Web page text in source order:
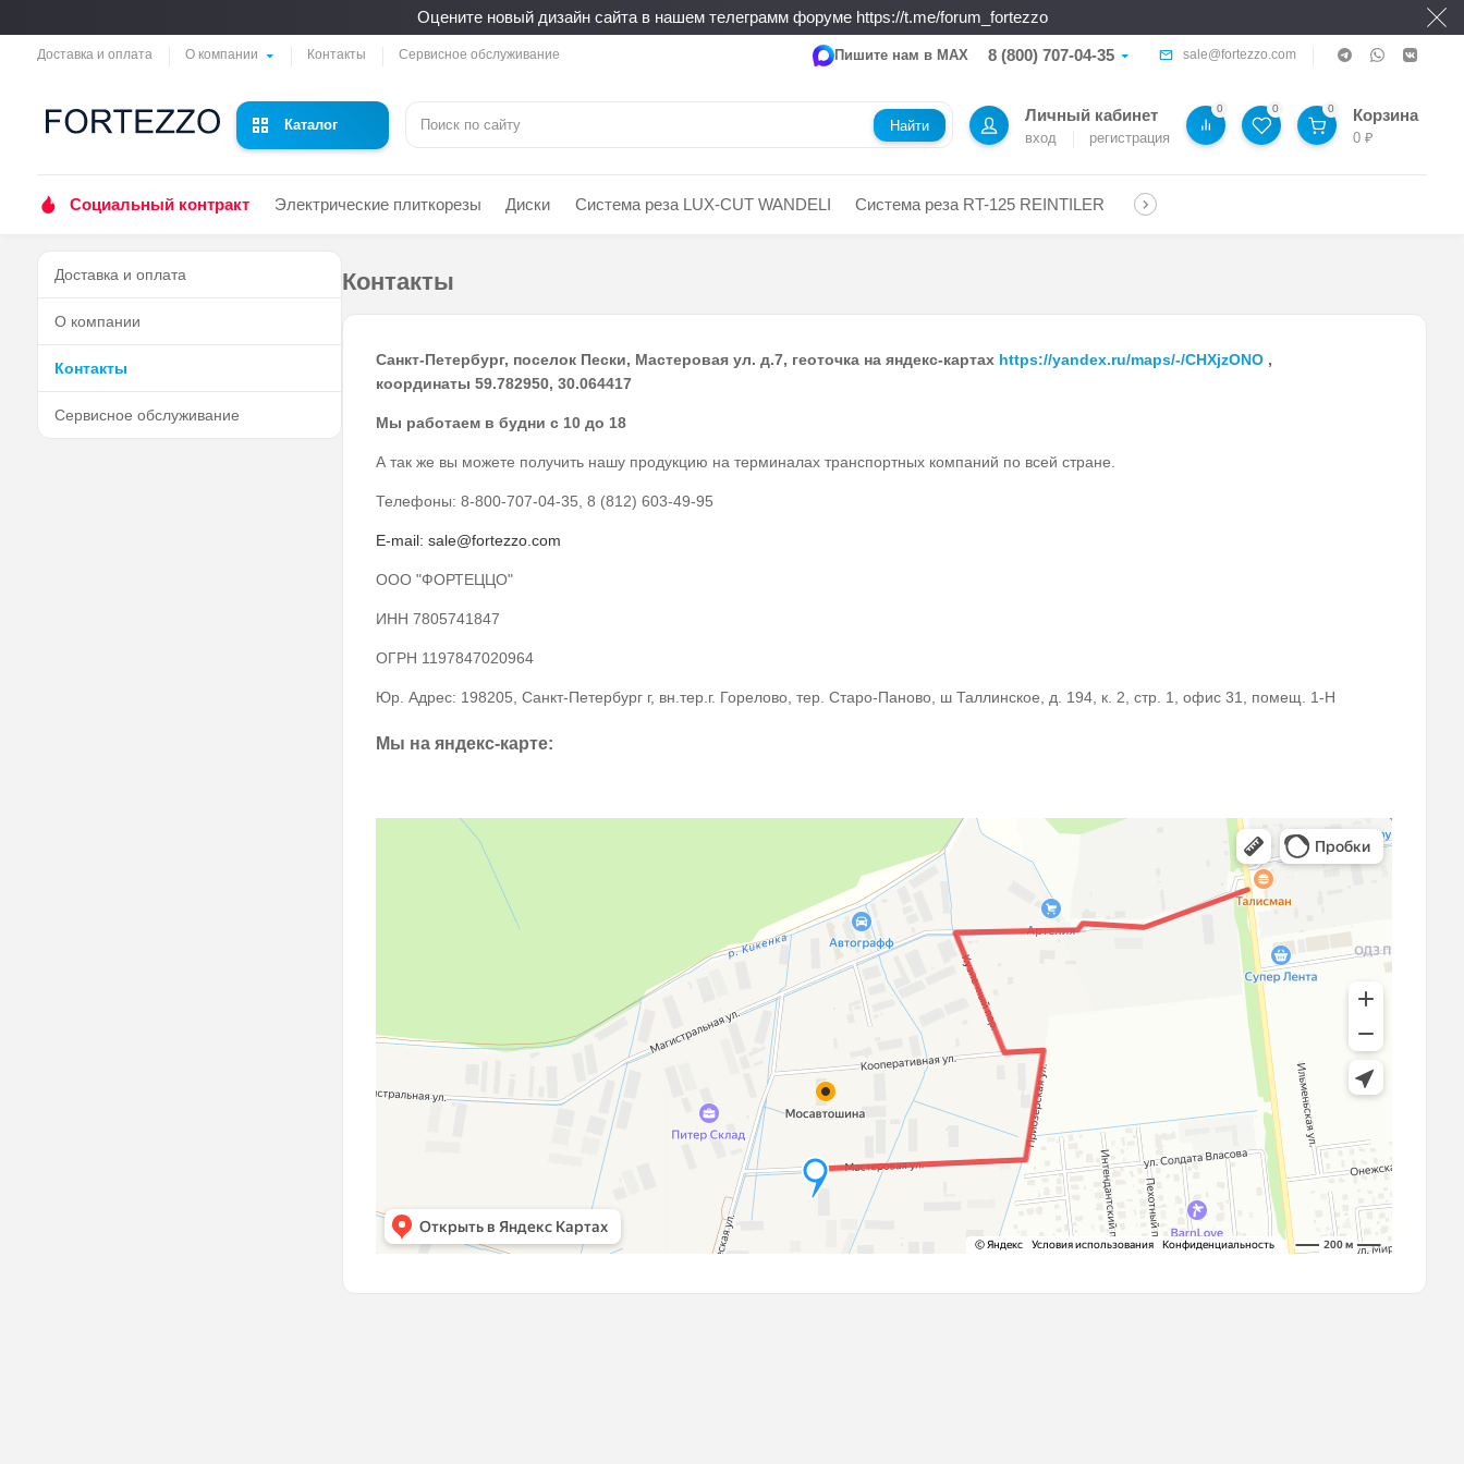
Оцените новый дизайн сайта в нашем телеграмм форуме https://t.me/forum_fortezzo
Доставка и оплата О компании Контакты Сервисное обслуживание Пишите нам в MAX 8 (800) 707-04-35 sale@fortezzo.com
Каталог Найти
Личный кабинет
вход регистрация
0 0 0 Корзина
0₽
Социальный контракт Электрические плиткорезы Диски Система реза LUX-CUT WANDELI Система реза RT-125 REINTILER
Доставка и оплата
О компании
Контакты
Сервисное обслуживание
Контакты
Санкт-Петербург, поселок Пески, Мастеровая ул. д.7, геоточка на яндекс-картах https://yandex.ru/maps/-/CHXjzONO ,
координаты 59.782950, 30.064417
Мы работаем в будни с 10 до 18
А так же вы можете получить нашу продукцию на терминалах транспортных компаний по всей стране.
Телефоны: 8-800-707-04-35, 8 (812) 603-49-95
E-mail: sale@fortezzo.com
ООО "ФОРТЕЦЦО"
ИНН 7805741847
ОГРН 1197847020964
Юр. Адрес: 198205, Санкт-Петербург г, вн.тер.г. Горелово, тер. Старо-Паново, ш Таллинское, д. 194, к. 2, стр. 1, офис 31, помещ. 1-Н
Мы на яндекс-карте: